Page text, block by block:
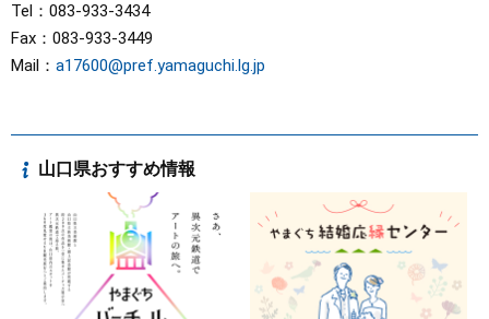
Tel：083-933-3434
Fax：083-933-3449
Mail： a17600@pref.yamaguchi.lg.jp
山口県おすすめ情報